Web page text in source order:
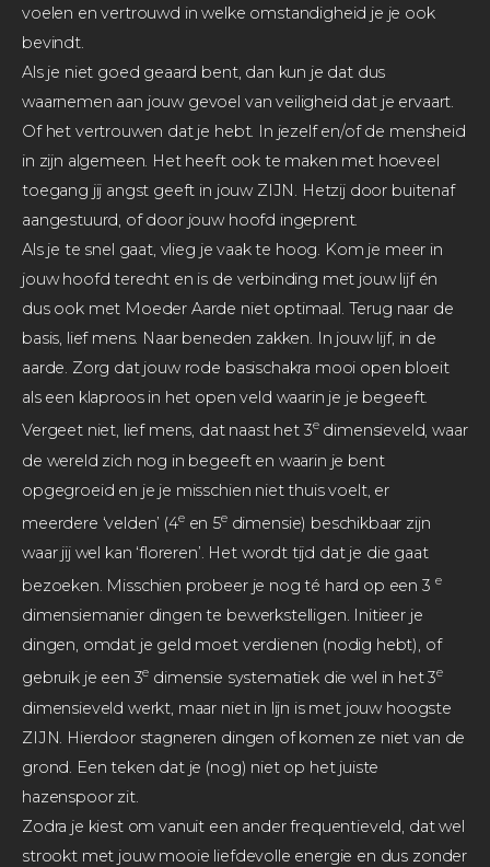
voelen en vertrouwd in welke omstandigheid je je ook
bevindt.
Als je niet goed geaard bent, dan kun je dat dus
waarnemen aan jouw gevoel van veiligheid dat je ervaart.
Of het vertrouwen dat je hebt. In jezelf en/of de mensheid
in zijn algemeen. Het heeft ook te maken met hoeveel
toegang jij angst geeft in jouw ZIJN. Hetzij door buitenaf
aangestuurd, of door jouw hoofd ingeprent.
Als je te snel gaat, vlieg je vaak te hoog. Kom je meer in
jouw hoofd terecht en is de verbinding met jouw lijf én
dus ook met Moeder Aarde niet optimaal. Terug naar de
basis, lief mens. Naar beneden zakken. In jouw lijf, in de
aarde. Zorg dat jouw rode basischakra mooi open bloeit
als een klaproos in het open veld waarin je je begeeft.
Vergeet niet, lief mens, dat naast het 3e dimensieveld, waar
de wereld zich nog in begeeft en waarin je bent
opgegroeid en je je misschien niet thuis voelt, er
meerdere ‘velden’ (4e en 5e dimensie) beschikbaar zijn
waar jij wel kan ‘floreren’. Het wordt tijd dat je die gaat
bezoeken. Misschien probeer je nog té hard op een 3 e
dimensiemanier dingen te bewerkstelligen. Initieer je
dingen, omdat je geld moet verdienen (nodig hebt), of
gebruik je een 3e dimensie systematiek die wel in het 3e
dimensieveld werkt, maar niet in lijn is met jouw hoogste
ZIJN. Hierdoor stagneren dingen of komen ze niet van de
grond. Een teken dat je (nog) niet op het juiste
hazenspoor zit.
Zodra je kiest om vanuit een ander frequentieveld, dat wel
strookt met jouw mooie liefdevolle energie en dus zonder